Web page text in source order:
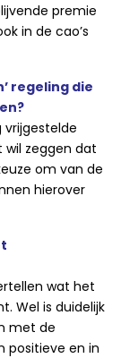
premie
in de cao’s
regeling die
vrijgestelde
wil zeggen dat
om van de
hierover
wat het
Wel is duidelijk
met de
positieve en in